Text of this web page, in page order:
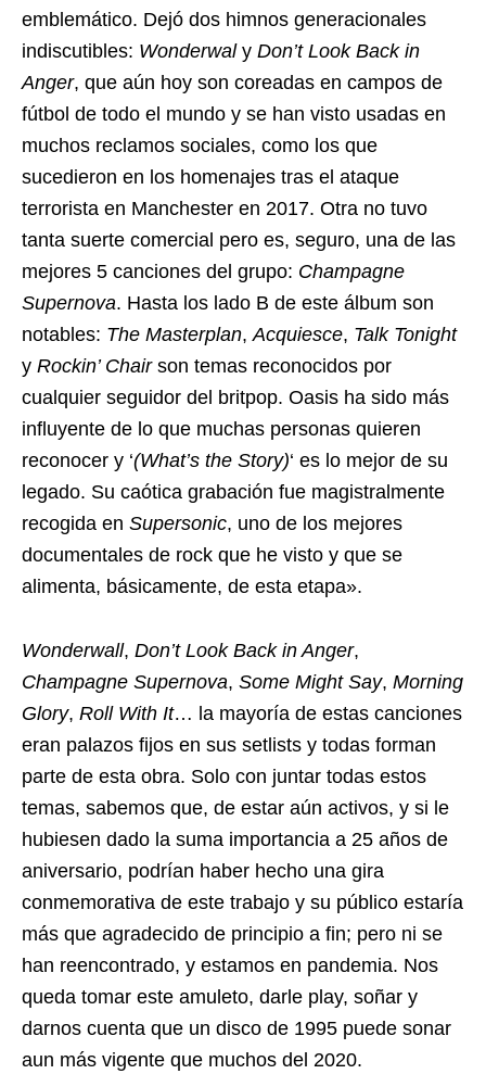
emblemático. Dejó dos himnos generacionales
indiscutibles: Wonderwaly Don’t Look Back in
Anger, que aún hoy son coreadas en campos de
fútbol de todo el mundo y se han visto usadas en
muchos reclamos sociales, como los que
sucedieron en los homenajes tras el ataque
terrorista en Manchester en 2017. Otra no tuvo
tanta suerte comercial pero es, seguro, una de las
mejores 5 canciones del grupo: Champagne
Supernova. Hasta los lado B de este álbum son
notables: The Masterplan,Acquiesce, Talk Tonight
y Rockin’ Chairson temas reconocidos por
cualquier seguidor del britpop. Oasis ha sido más
influyente de lo que muchas personas quieren
reconocer y ‘(What’s the Story)‘ es lo mejor de su
legado. Su caótica grabación fue magistralmente
recogida en Supersonic, uno de los mejores
documentales de rock que he visto y que se
alimenta, básicamente, de esta etapa».
Wonderwall, Don’t Look Back in Anger,
Champagne Supernova, Some Might Say, Morning
Glory, Roll With It… la mayoría de estas canciones
eran palazos fijos en sus setlists y todas forman
parte de esta obra. Solo con juntar todas estos
temas, sabemos que, de estar aún activos, y si le
hubiesen dado la suma importancia a 25 años de
aniversario, podrían haber hecho una gira
conmemorativa de este trabajo y su público estaría
más que agradecido de principio a fin; pero ni se
han reencontrado, y estamos en pandemia. Nos
queda tomar este amuleto, darle play, soñar y
darnos cuenta que un disco de 1995 puede sonar
aun más vigente que muchos del 2020.